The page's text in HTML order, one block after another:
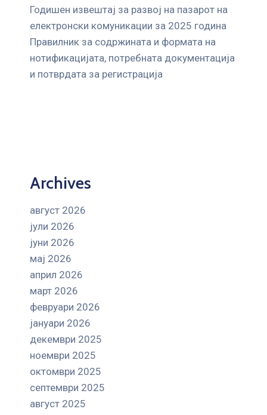
Годишен извештај за развој на пазарот на
електронски комуникации за 2025 година
Правилник за содржината и формата на
нотификацијата, потребната документација
и потврдата за регистрација
Archives
август 2026
јули 2026
јуни 2026
мај 2026
април 2026
март 2026
февруари 2026
јануари 2026
декември 2025
ноември 2025
октомври 2025
септември 2025
август 2025